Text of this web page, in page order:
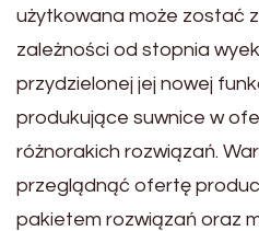
użytkowana może zostać
zależności od stopnia
przydzielonej jej nowej
produkujące suwnice w
różnorakich rozwiązań.
przeglądnąć ofertę
pakietem rozwiązań oraz